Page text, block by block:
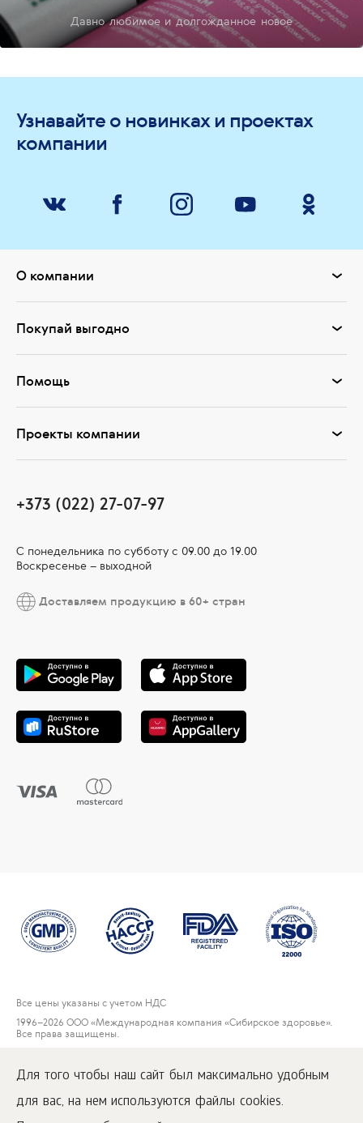
Для того чтобы наш сайт был максимально удобным
для вас, на нем используются файлы cookies.
Давно любимое и долгожданное новое
Узнавайте о новинках и проектах
компании
О компании
Покупай выгодно
Помощь
Проекты компании
+373 (022) 27-07-97
С понедельника по субботу с 09.00 до 19.00
Воскресенье – выходной
Доставляем продукцию в 60+ стран
Все цены указаны с учетом НДС
1996–2026 ООО «Международная компания «Сибирское здоровье».
Все права защищены.
www.siberianwellness.com.
Пользовательское соглашение